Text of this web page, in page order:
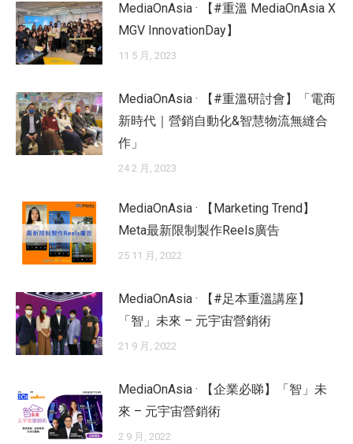
MediaOnAsia · 【#重溫 MediaOnAsia X
MGV InnovationDay】
11 5 月, 2023
MediaOnAsia · 【#重溫研討會】「電商
新時代｜營銷自動化&智慧物流無縫合
作」
24 2 月, 2023
MediaOnAsia · 【Marketing Trend】
Meta最新限制製作Reels廣告
25 11 月, 2022
MediaOnAsia · 【#足本重溫講座】
「智」未來 – 元宇宙營銷術
21 9 月, 2022
MediaOnAsia · 【企業必睇】「智」未
來 – 元宇宙營銷術
2 9 月, 2022